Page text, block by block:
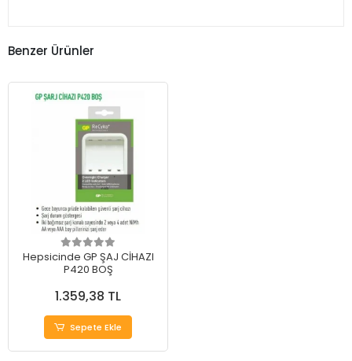
Benzer Ürünler
Hepsicinde GP ŞAJ CİHAZI
P420 BOŞ
1.359,38 TL
Sepete Ekle